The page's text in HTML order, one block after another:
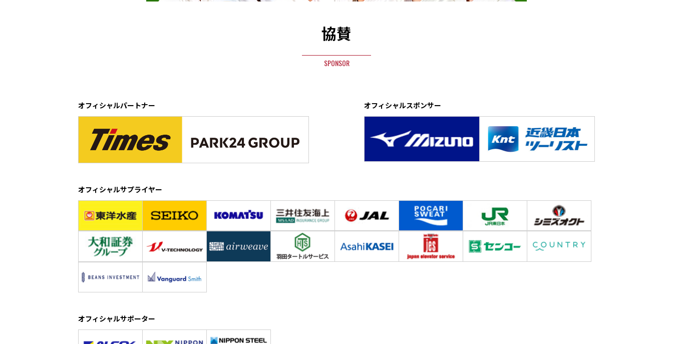
協賛
SPONSOR
オフィシャルパートナー オフィシャルスポンサー
オフィシャルサプライヤー
オフィシャルサポーター